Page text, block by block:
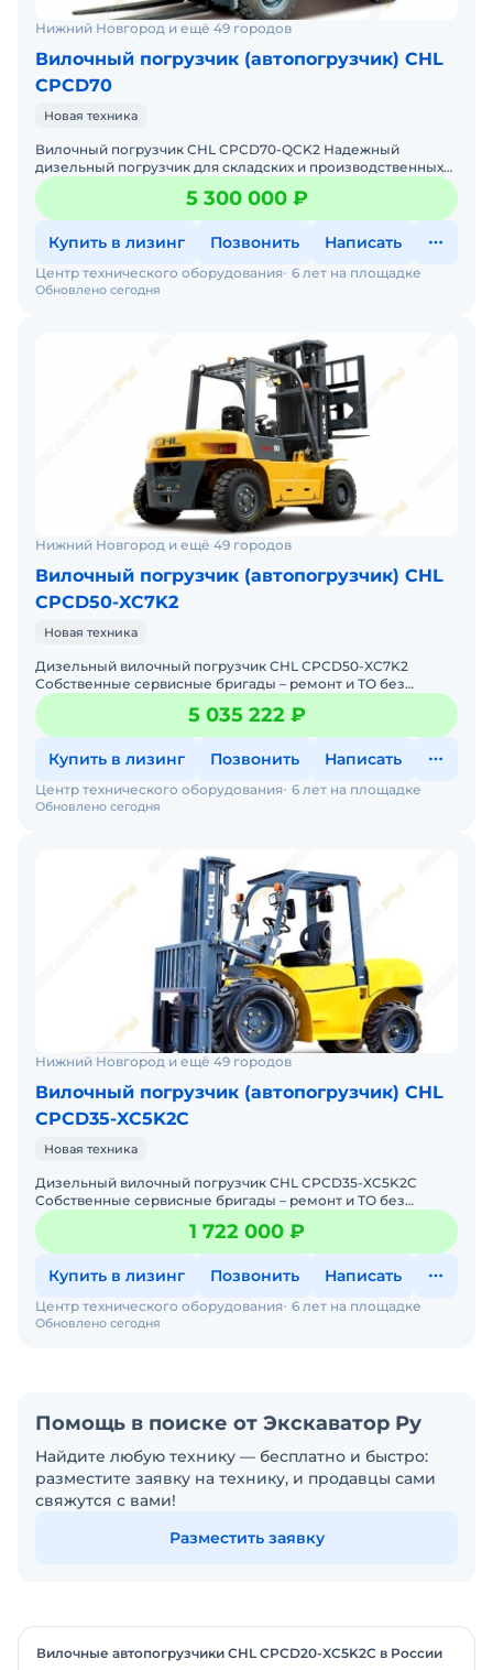
Нижний Новгород и ещё 49 городов
Вилочный погрузчик (автопогрузчик) CHL
CPCD70
Новая техника
Вилочный погрузчик CHL CPCD70-QCK2 Надежный
дизельный погрузчик для складских и производственных
задач Мы предлагаем: Доставку по России от 2-х дней
Собствен
5 300 000 ₽
Купить в лизинг Позвонить Написать
Обновлено сегодня
Центр технического оборудования 6 лет на площадке
Нижний Новгород и ещё 49 городов
Вилочный погрузчик (автопогрузчик) CHL
CPCD50-XC7K2
Новая техника
Дизельный вилочный погрузчик CHL CPCD50-XC7K2
Собственные сервисные бригады – ремонт и ТО без
простоев. Гарантия 12 месяцев + постгарантийное
обслуживание.
5 035 222 ₽
Купить в лизинг Позвонить Написать
Обновлено сегодня
Центр технического оборудования 6 лет на площадке
Нижний Новгород и ещё 49 городов
Вилочный погрузчик (автопогрузчик) CHL
CPCD35-XC5K2C
Новая техника
Дизельный вилочный погрузчик CHL CPCD35-XC5K2C
Собственные сервисные бригады – ремонт и ТО без
простоев. Гарантия 12 месяцев + постгарантийное
обслуживание.
1 722 000 ₽
Купить в лизинг Позвонить Написать
Обновлено сегодня
Центр технического оборудования 6 лет на площадке
Помощь в поиске от Экскаватор Ру
Найдите любую технику — бесплатно и быстро:
разместите заявку на технику, и продавцы сами
свяжутся с вами!
Разместить заявку
Вилочные автопогрузчики CHL CPCD20-XC5K2C в России